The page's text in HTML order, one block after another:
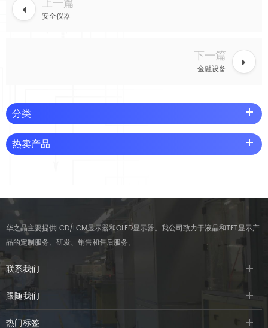
上一篇
安全仪器
下一篇
金融设备
分类
热卖产品
华之晶主要提供LCD/LCM显示器和OLED显示器。我公司致力于液晶和TFT显示产
品的定制服务、研发、销售和售后服务。
联系我们
跟随我们
热门标签